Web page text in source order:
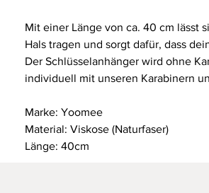
Mit einer Länge von ca. 40 cm lässt
Hals tragen und sorgt dafür, dass
Der Schlüsselanhänger wird ohne
individuell mit unseren Karabinern
Marke: Yoomee
Material: Viskose (Naturfaser)
Länge: 40cm